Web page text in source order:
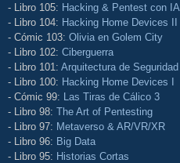
- Libro 105: Hacking & Pentest con IA
- Libro 104: Hacking Home Devices II
- Cómic 103: Olivia en Golem City
- Libro 102: Ciberguerra
- Libro 101: Arquitectura de Seguridad
- Libro 100: Hacking Home Devices I
- Cómic 99: Las Tiras de Cálico 3
- Libro 98: The Art of Pentesting
- Libro 97: Metaverso & AR/VR/XR
- Libro 96: Big Data
- Libro 95: Historias Cortas